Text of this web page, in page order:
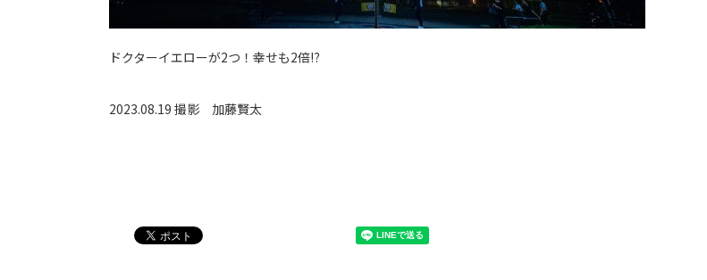
ドクターイエローが2つ！幸せも2倍⁉
2023.08.19 撮影 加藤賢太